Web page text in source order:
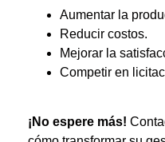
Aumentar la
Reducir costos.
Mejorar la
Competir en
¡No espere más!